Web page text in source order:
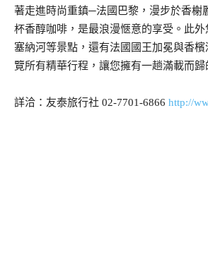
著走進時尚重鎮─法國巴黎，漫步於香榭
杯香醇咖啡，是最浪漫愜意的享受。此外
塞納河等景點，還有法國國王加冕與香
覽所有精華行程，讓您擁有一趟滿載而歸
詳洽：友泰旅行社 02-7701-6866 http://